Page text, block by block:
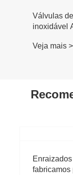
Como as
chip